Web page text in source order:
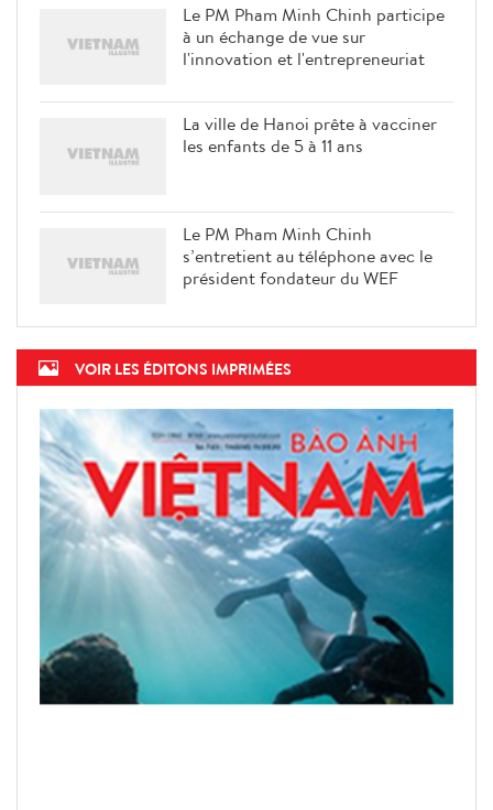
Le PM Pham Minh Chinh participe
à un échange de vue sur
l'innovation et l'entrepreneuriat
La ville de Hanoi prête à vacciner
les enfants de 5 à 11 ans
Le PM Pham Minh Chinh
s’entretient au téléphone avec le
président fondateur du WEF
VOIR LES ÉDITONS IMPRIMÉES